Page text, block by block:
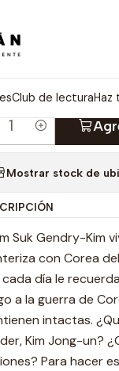
Club de lecturaHaz
Jong-un
AMIGO
Mostrar stock de
Suk Gendry-Kim
con Corea
cada día le
a la guerra de
intactas.
Kim Jong-un?
Para hacer